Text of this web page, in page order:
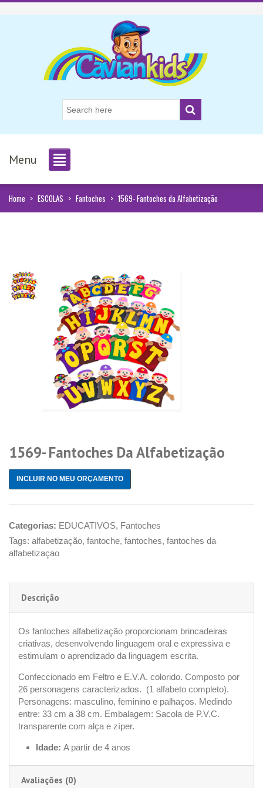
Menu
Home > ESCOLAS > Fantoches > 1569- Fantoches da Alfabetização
1569- Fantoches Da Alfabetização
INCLUIR NO MEU ORÇAMENTO
Categorias: EDUCATIVOS, Fantoches
Tags: alfabetização, fantoche, fantoches, fantoches da
alfabetizaçao
Descrição
Os fantoches alfabetização proporcionam brincadeiras
criativas, desenvolvendo linguagem oral e expressiva e
estimulam o aprendizado da linguagem escrita.
Confeccionado em Feltro e E.V.A. colorido. Composto por
26 personagens caracterizados. (1 alfabeto completo).
Personagens: masculino, feminino e palhaços. Medindo
entre: 33 cm a 38 cm. Embalagem: Sacola de P.V.C.
transparente com alça e zíper.
Idade: A partir de 4 anos
Avaliações (0)